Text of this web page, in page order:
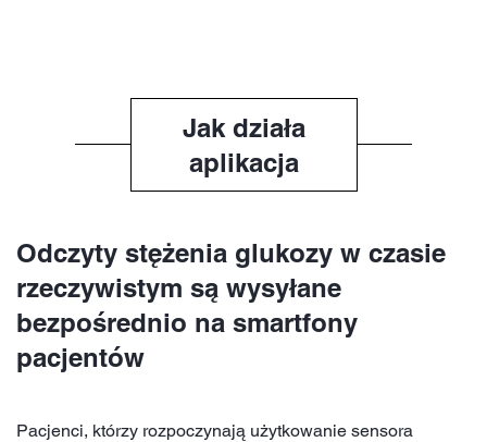
Jak działa
aplikacja
Odczyty stężenia glukozy w czasie
rzeczywistym są wysyłane
bezpośrednio na smartfony
pacjentów
Pacjenci, którzy rozpoczynają użytkowanie sensora